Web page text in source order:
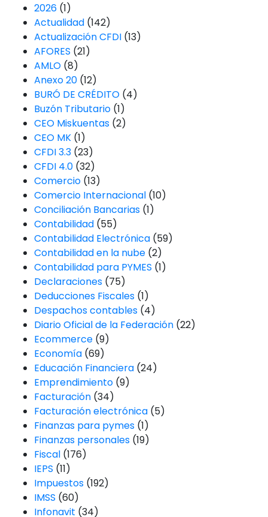
2026(1)
Actualidad(142)
Actualización CFDI(13)
AFORES (21)
AMLO(8)
Anexo 20(12)
BURÓ DE CRÉDITO(4)
Buzón Tributario(1)
CEO Miskuentas(2)
CEO MK(1)
CFDI 3.3(23)
CFDI 4.0(32)
Comercio(13)
Comercio Internacional(10)
Conciliación Bancarias(1)
Contabilidad(55)
Contabilidad Electrónica(59)
Contabilidad en la nube(2)
Contabilidad para PYMES (1)
Declaraciones(75)
Deducciones Fiscales(1)
Despachos contables(4)
Diario Oficial de la Federación(22)
Ecommerce(9)
Economía(69)
Educación Financiera(24)
Emprendimiento(9)
Facturación(34)
Facturación electrónica(5)
Finanzas para pymes(1)
Finanzas personales(19)
Fiscal(176)
IEPS (11)
Impuestos(192)
IMSS (60)
Infonavit (34)